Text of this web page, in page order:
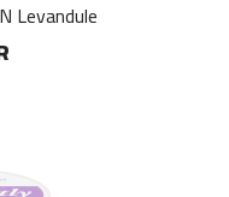
Levandule